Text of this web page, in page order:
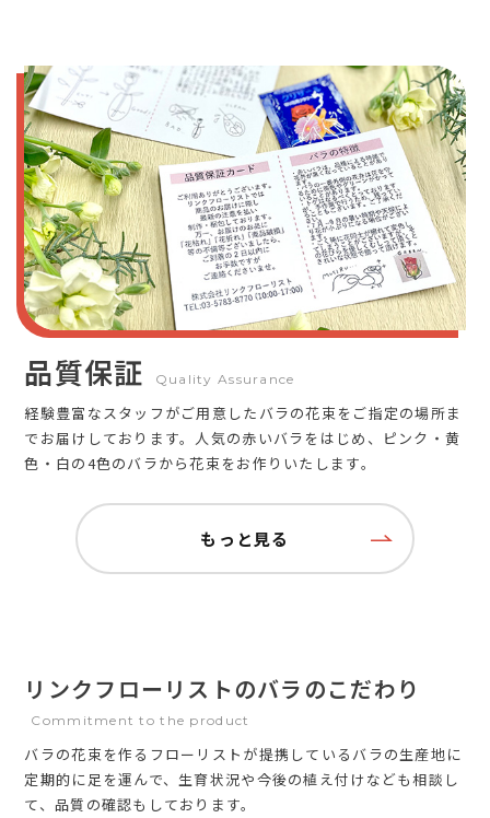
品質保証 Quality Assurance
経験豊富なスタッフがご用意したバラの花束をご指定の場所ま
でお届けしております。人気の赤いバラをはじめ、ピンク・黄
色・白の4色のバラから花束をお作りいたします。
もっと見る
リンクフローリストのバラのこだわり
Commitment to the product
バラの花束を作るフローリストが提携しているバラの生産地に
定期的に足を運んで、生育状況や今後の植え付けなども相談し
て、品質の確認もしております。